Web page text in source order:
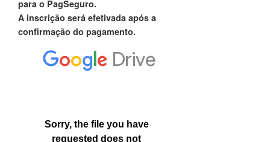
para o PagSeguro.
A inscrição será efetivada após a
confirmação do pagamento.